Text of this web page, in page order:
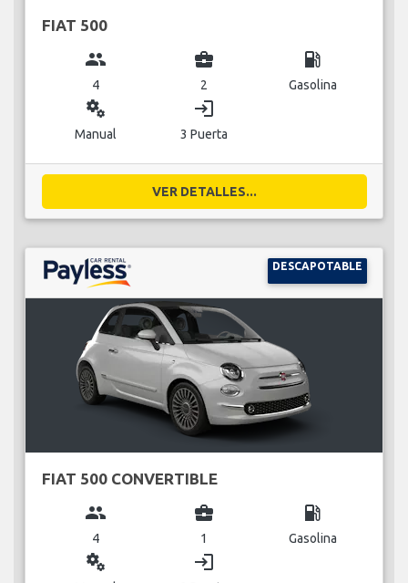
FIAT 500
group
4
business_center
2
local_gas_station
Gasolina
miscellaneous_services
Manual
login
3 Puerta
VER DETALLES...
DESCAPOTABLE
FIAT 500 CONVERTIBLE
group
4
business_center
1
local_gas_station
Gasolina
miscellaneous_services login